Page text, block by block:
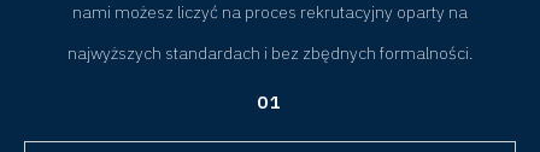
nami możesz liczyć na proces rekrutacyjny oparty na
najwyższych standardach i bez zbędnych formalności.
01